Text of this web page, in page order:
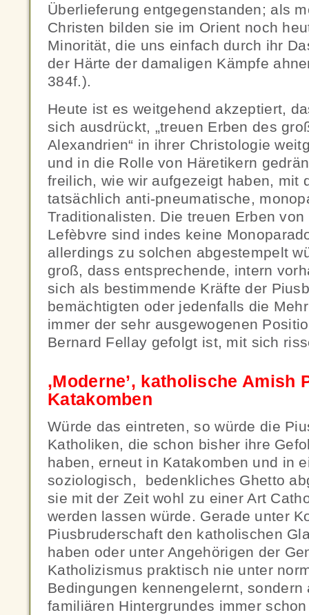
Überlieferung entgegenstanden; als
Christen bilden sie im Orient noch
Minorität, die uns einfach durch ihr
der Härte der damaligen Kämpfe
384f.).
Heute ist es weitgehend akzeptiert,
sich ausdrückt, „treuen Erben des
Alexandrien“ in ihrer Christologie
und in die Rolle von Häretikern
freilich, wie wir aufgezeigt haben, mit
tatsächlich anti-pneumatische,
Traditionalisten. Die treuen Erben
Lefèbvre sind indes keine
allerdings zu solchen abgestempelt
groß, dass entsprechende, intern
sich als bestimmende Kräfte der
bemächtigten oder jedenfalls die
immer der sehr ausgewogenen
Bernard Fellay gefolgt ist, mit sich
‚Moderne’, katholische Amish
Katakomben
Würde das eintreten, so würde die
Katholiken, die schon bisher ihre
haben, erneut in Katakomben und in
soziologisch, bedenkliches Ghetto
sie mit der Zeit wohl zu einer Art
werden lassen würde. Gerade unter
Piusbruderschaft den katholischen
haben oder unter Angehörigen der
Katholizismus praktisch nie unter
Bedingungen kennengelernt, sondern
familiären Hintergrundes immer